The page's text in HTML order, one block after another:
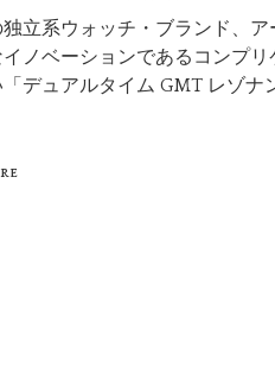
立系ウォッチ・ブランド、
イノベーションであるコンプ
「デュアルタイム GMT レゾ